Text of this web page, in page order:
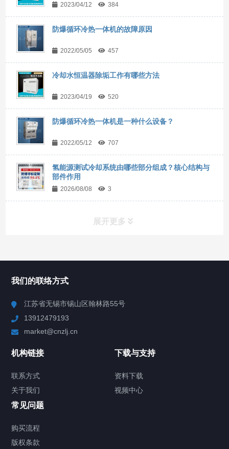
2023/04/12 384
防爆循环冷热一体机的故障原因
2022/05/05 457
冷却水恒温器除垢工作有哪些方法
2023/04/19 520
防爆循环冷热一体机是一种什么设备？
2022/05/12 707
氢能源测试冷却系统由哪些部分组成？核心结构与
部件作用
2026/08/08 3
展开更多
Chiller高精度制冷循环器
TCU温度控制单元
Chiller气体控温系统
我们的联络方式
江苏省无锡市锡山区翰林路55号
13912479193
market@cnzlj.cn
机构链接
联系方式
关于我们
下载与支持
资料下载
视频中心
常见问题
购买流程
版权条款